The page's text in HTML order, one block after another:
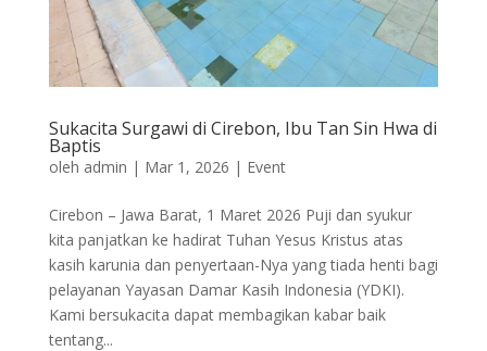
Sukacita Surgawi di Cirebon, Ibu Tan Sin Hwa di
Baptis
oleh admin | Mar 1, 2026 | Event
Cirebon – Jawa Barat, 1 Maret 2026 Puji dan syukur
kita panjatkan ke hadirat Tuhan Yesus Kristus atas
kasih karunia dan penyertaan-Nya yang tiada henti bagi
pelayanan Yayasan Damar Kasih Indonesia (YDKI).
Kami bersukacita dapat membagikan kabar baik
tentang...